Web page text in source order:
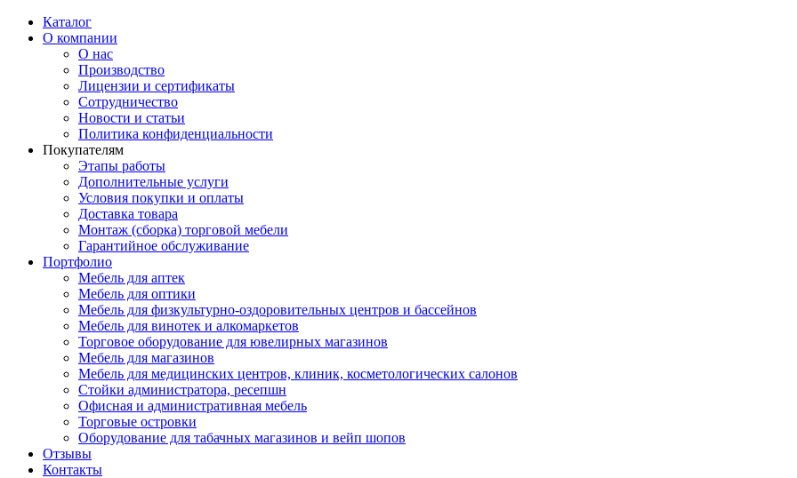
Каталог
О компании
О нас
Производство
Лицензии и сертификаты
Сотрудничество
Новости и статьи
Политика конфиденциальности
Покупателям
Этапы работы
Дополнительные услуги
Условия покупки и оплаты
Доставка товара
Монтаж (сборка) торговой мебели
Гарантийное обслуживание
Портфолио
Мебель для аптек
Мебель для оптики
Мебель для физкультурно-оздоровительных центров и бассейнов
Мебель для винотек и алкомаркетов
Торговое оборудование для ювелирных магазинов
Мебель для магазинов
Мебель для медицинских центров, клиник, косметологических салонов
Стойки администратора, ресепшн
Офисная и административная мебель
Торговые островки
Оборудование для табачных магазинов и вейп шопов
Отзывы
Контакты